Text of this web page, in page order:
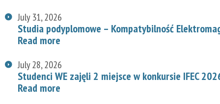
July 31, 2026
Studia podyplomowe – Kompatybilność
Read more
July 28, 2026
Studenci WE zajęli 2 miejsce w konkursie IFEC
Read more